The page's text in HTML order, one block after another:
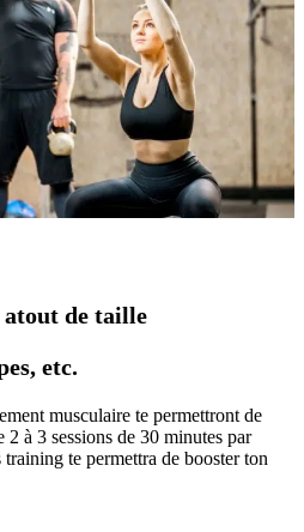
de taille
etc.
musculaire te permettront de
à 3 sessions de 30 minutes par
te permettra de booster ton